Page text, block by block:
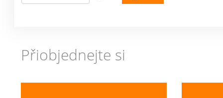
Přiobjednejte si